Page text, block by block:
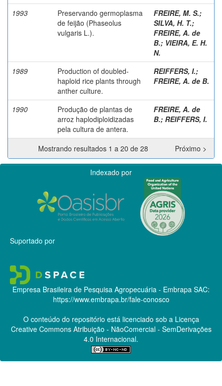
1993
Preservando germoplasma
de feijão (Phaseolus
vulgaris L.).
FREIRE, M. S.;
SILVA, H. T.;
FREIRE, A. de
B.; VIEIRA, E. H.
N.
1989
Production of doubled-
haploid rice plants through
anther culture.
REIFFERS, I.;
FREIRE, A. de B.
1990
Produção de plantas de
arroz haplodiploidizadas
pela cultura de antera.
FREIRE, A. de
B.; REIFFERS, I.
Mostrando resultados 1 a 20 de 28 Próximo >
Indexado por
Suportado por
Empresa Brasileira de Pesquisa Agropecuária - Embrapa SAC:
https://www.embrapa.br/fale-conosco
O conteúdo do repositório está licenciado sob a Licença
Creative CommonsAtribuição - NãoComercial - SemDerivações
4.0 Internacional.